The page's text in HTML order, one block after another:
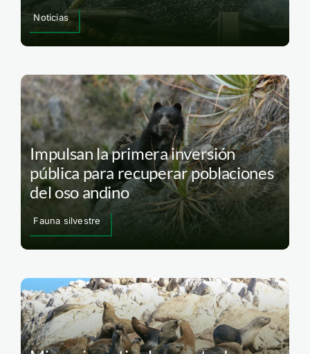
Noticias
Impulsan la primera inversión
pública para recuperar poblaciones
del oso andino
Fauna silvestre